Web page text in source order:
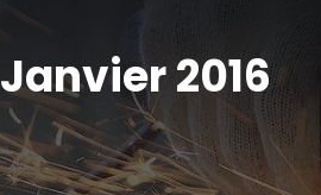
Janvier 2016